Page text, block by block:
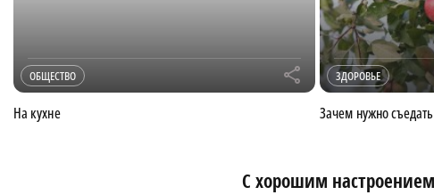
ОБЩЕСТВО r
На кухне
ЗДОРОВЬЕ
Зачем нужно
С хорошим настроением